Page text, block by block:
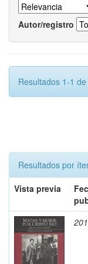
Autor/registro
Resultados 1-1 de
Resultados por
Vista previa